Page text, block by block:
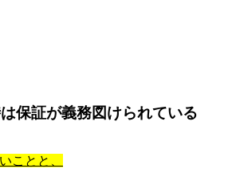
保証が義務図けられている
ことと、